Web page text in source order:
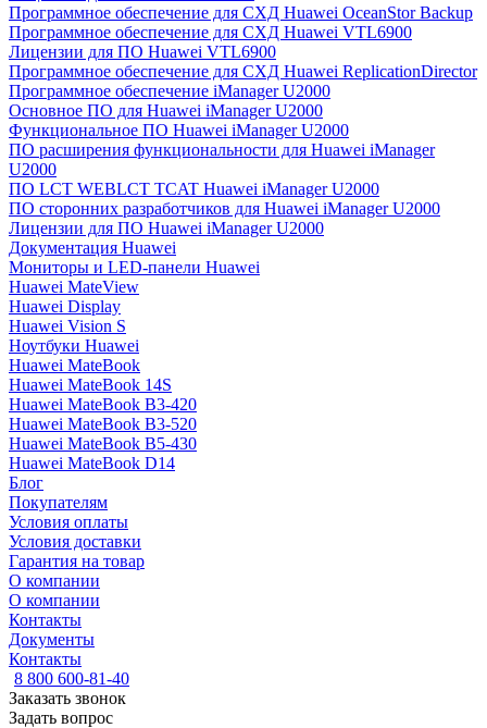
Программное обеспечение для СХД Huawei OceanStor Backup
Программное обеспечение для СХД Huawei VTL6900
Лицензии для ПО Huawei VTL6900
Программное обеспечение для СХД Huawei ReplicationDirector
Программное обеспечение iManager U2000
Основное ПО для Huawei iManager U2000
Функциональное ПО Huawei iManager U2000
ПО расширения функциональности для Huawei iManager
U2000
ПО LCT WEBLCT TCAT Huawei iManager U2000
ПО сторонних разработчиков для Huawei iManager U2000
Лицензии для ПО Huawei iManager U2000
Документация Huawei
Мониторы и LED-панели Huawei
Huawei MateView
Huawei Display
Huawei Vision S
Ноутбуки Huawei
Huawei MateBook
Huawei MateBook 14S
Huawei MateBook B3-420
Huawei MateBook B3-520
Huawei MateBook B5-430
Huawei MateBook D14
Блог
Покупателям
Условия оплаты
Условия доставки
Гарантия на товар
О компании
О компании
Контакты
Документы
Контакты
8 800 600-81-40
Заказать звонок
Задать вопрос